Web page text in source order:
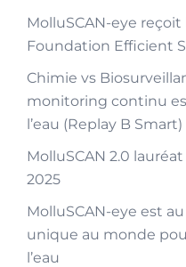
MolluSCAN-eye
Foundation Efficient
Chimie vs
monitoring continu
l’eau (Replay B Smart)
MolluSCAN 2.0
2025
MolluSCAN-eye est
unique au monde
l’eau